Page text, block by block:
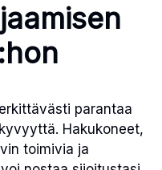
parantaa
Hakukoneet,
toimivia ja